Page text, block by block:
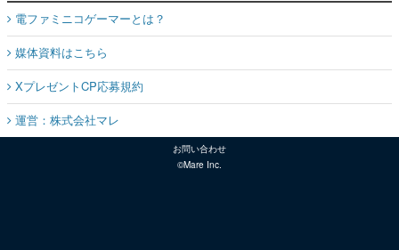
電ファミニコゲーマーとは？
媒体資料はこちら
XプレゼントCP応募規約
運営：株式会社マレ
お問い合わせ
©Mare Inc.